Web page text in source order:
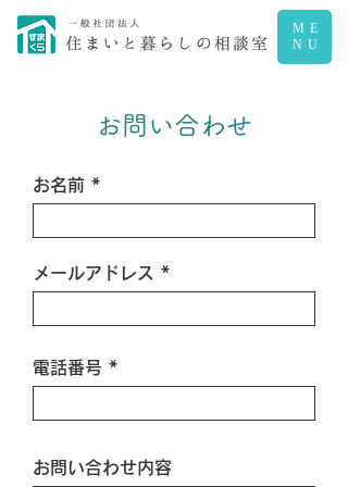
ME
NU
お問い合わせ
お名前
メールアドレス
電話番号
お問い合わせ内容